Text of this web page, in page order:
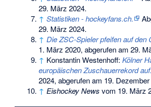
29. März 2024.
↑ Statistiken - hockeyfans.ch.
29. März 2024.
↑ Die ZSC-Spieler pfeifen auf den
1. März 2020, abgerufen am 29.
↑ Konstantin Westenhoff:Kölner
europäischen Zuschauerrekord auf.
2024, abgerufen am 19.
↑ Eishockey News vom 19. März